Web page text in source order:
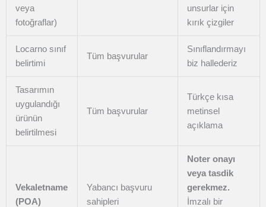
veya
fotoğraflar)
unsurlar için
kırık çizgiler
Locarno sınıf
belirtimi
Tüm başvurular
Sınıflandırmayı
biz hallederiz
Tasarımın
uygulandığı
ürünün
belirtilmesi
Tüm başvurular
Türkçe kısa
metinsel
açıklama
Vekaletname
(POA)
Yabancı başvuru
sahipleri
Noter onayı
veya tasdik
gerekmez.
İmzalı bir